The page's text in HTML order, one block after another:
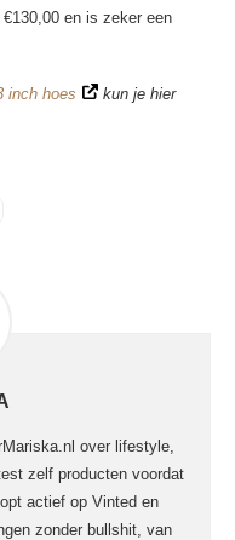
en is zeker een
inch hoes
kun je hier
over lifestyle,
zelf producten voordat
actief op Vinted en
zonder bullshit, van